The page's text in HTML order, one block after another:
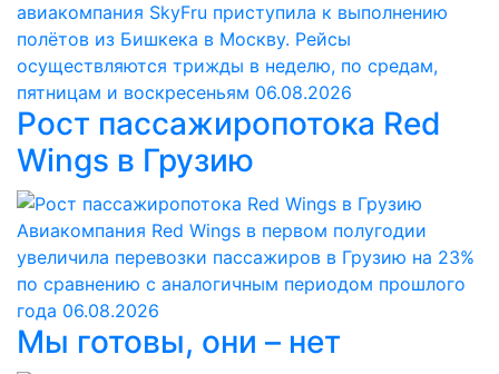
авиакомпания SkyFru приступила к выполнению
полётов из Бишкека в Москву. Рейсы
осуществляются трижды в неделю, по средам,
пятницам и воскресеньям 06.08.2026
Рост пассажиропотока Red
Wings в Грузию
Авиакомпания Red Wings в первом полугодии
увеличила перевозки пассажиров в Грузию на 23%
по сравнению с аналогичным периодом прошлого
года 06.08.2026
Мы готовы, они – нет